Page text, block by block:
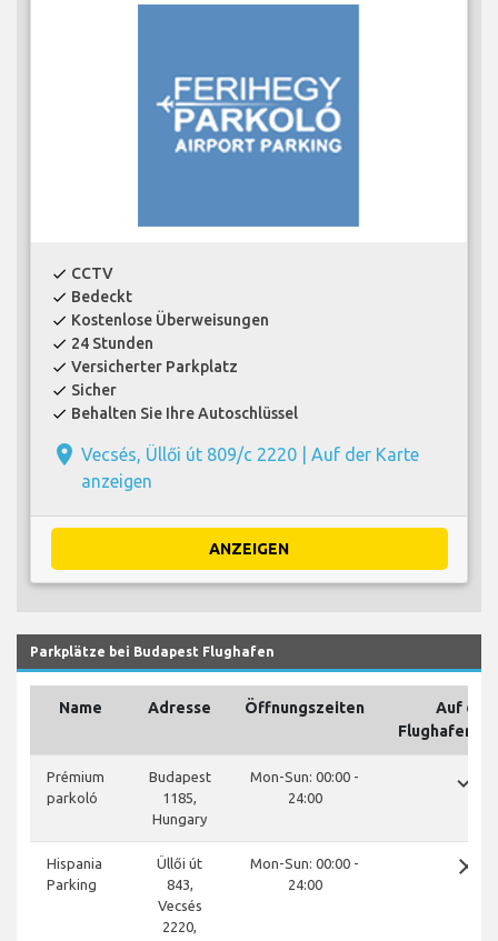
check CCTV
check Bedeckt
check Kostenlose Überweisungen
check 24 Stunden
check Versicherter Parkplatz
check Sicher
check Behalten Sie Ihre Autoschlüssel
place Vecsés, Üllői út 809/c 2220 | Auf der Karte
anzeigen
ANZEIGEN
Parkplätze bei Budapest Flughafen
Name Adresse Öffnungszeiten
Auf dem
Prémium
parkoló
Budapest
1185,
Hungary
Mon-Sun: 00:00 -
24:00
done
Hispania
Parking
Üllői út
843,
Vecsés
2220,
Mon-Sun: 00:00 -
24:00
close